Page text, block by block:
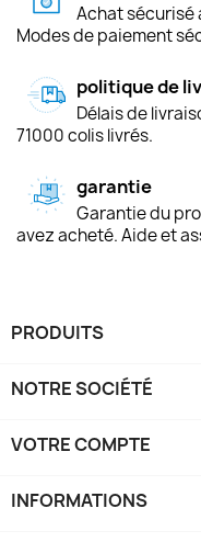
Achat sécurisé
Modes de paiement
politique de
Délais de
71000 colis livrés.
garantie
Garantie du
avez acheté. Aide et
PRODUITS
NOTRE SOCIÉTÉ
VOTRE COMPTE
INFORMATIONS